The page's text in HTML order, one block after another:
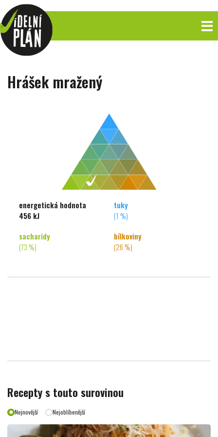
Hrášek mražený
energetická hodnota
456 kJ
tuky
(1 %)
sacharidy
(73 %)
bílkoviny
(26 %)
Recepty s touto surovinou
Nejnovější Nejoblíbenější